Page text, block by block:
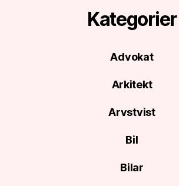
Kategorier
Advokat
Arkitekt
Arvstvist
Bil
Bilar